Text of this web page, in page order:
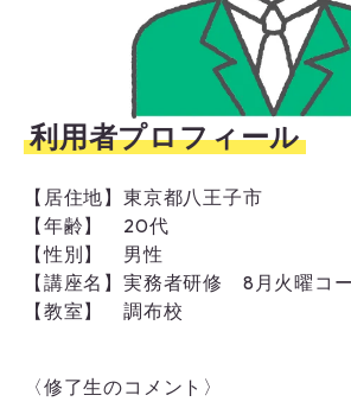
利用者プロフィール
【居住地】 東京都八王子市
【年齢】
20代
【性別】
男性
【講座名】 実務者研修 8月火曜コ
【教室】
調布校
〈修了生のコメント〉